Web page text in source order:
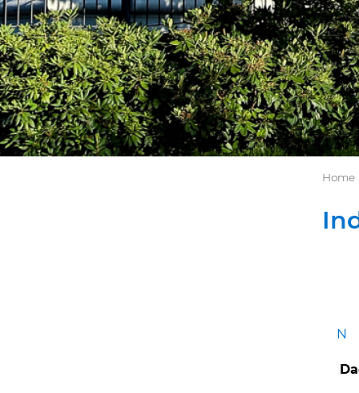
Home
N